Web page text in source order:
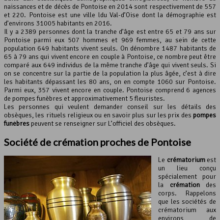
Leaflet, ©OpenStreetMapcontributeurs
naissances et de décès de Pontoise en 2014 sont respectivement de 557
et 220. Pontoise est une ville ldu Val-d’Oise dont la démographie est
d’environs 31005 habitants en 2016.
Il y a 2389 personnes dont la tranche d’âge est entre 65 et 79 ans sur
Pontoise parmi eux 507 hommes et 969 femmes, au sein de cette
population 649 habitants vivent seuls. On dénombre 1487 habitants de
65 à 79 ans qui vivent encore en couple à Pontoise, ce nombre peut être
comparé aux 649 individus de la même tranche d’âge qui vivent seuls. Si
on se concentre sur la partie de la population la plus âgée, c’est à dire
les habitants dépassant les 80 ans, on en compte 1060 sur Pontoise.
Parmi eux, 357 vivent encore en couple. Pontoise comprend 6 agences
de pompes funèbres et approximativement 5 fleuristes.
Les personnes qui veulent demander conseil sur les détails des
obsèques, les rituels religieux ou en savoir plus sur les prix des pompes
funèbres peuvent se renseigner sur L’officiel des obsèques.
Société de crémation proches de Pontoise
Le crématoriumest
un lieu conçu
spécialement pour
la crémationdes
corps. Rappelons
que les sociétés de
crématorium aux